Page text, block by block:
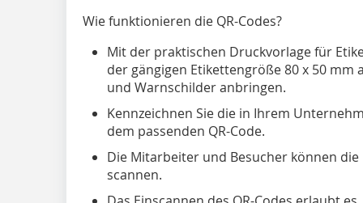
Wie funktionieren die QR-Codes?
Mit der praktischen Druckvorlage für
der gängigen Etikettengröße 80 x 50
und Warnschilder anbringen.
Kennzeichnen Sie die in Ihrem
dem passenden QR-Code.
Die Mitarbeiter und Besucher können
scannen.